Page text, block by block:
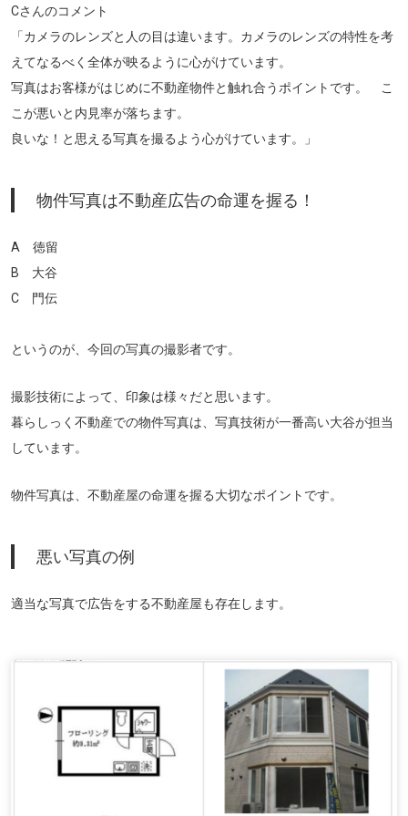
Cさんのコメント
「カメラのレンズと人の目は違います。カメラのレンズの特性を考
えてなるべく全体が映るように心がけています。
写真はお客様がはじめに不動産物件と触れ合うポイントです。 こ
こが悪いと内見率が落ちます。
良いな！と思える写真を撮るよう心がけています。」
物件写真は不動産広告の命運を握る！
A 徳留
B 大谷
C 門伝
というのが、今回の写真の撮影者です。
撮影技術によって、印象は様々だと思います。
暮らしっく不動産での物件写真は、写真技術が一番高い大谷が担当
しています。
物件写真は、不動産屋の命運を握る大切なポイントです。
悪い写真の例
適当な写真で広告をする不動産屋も存在します。